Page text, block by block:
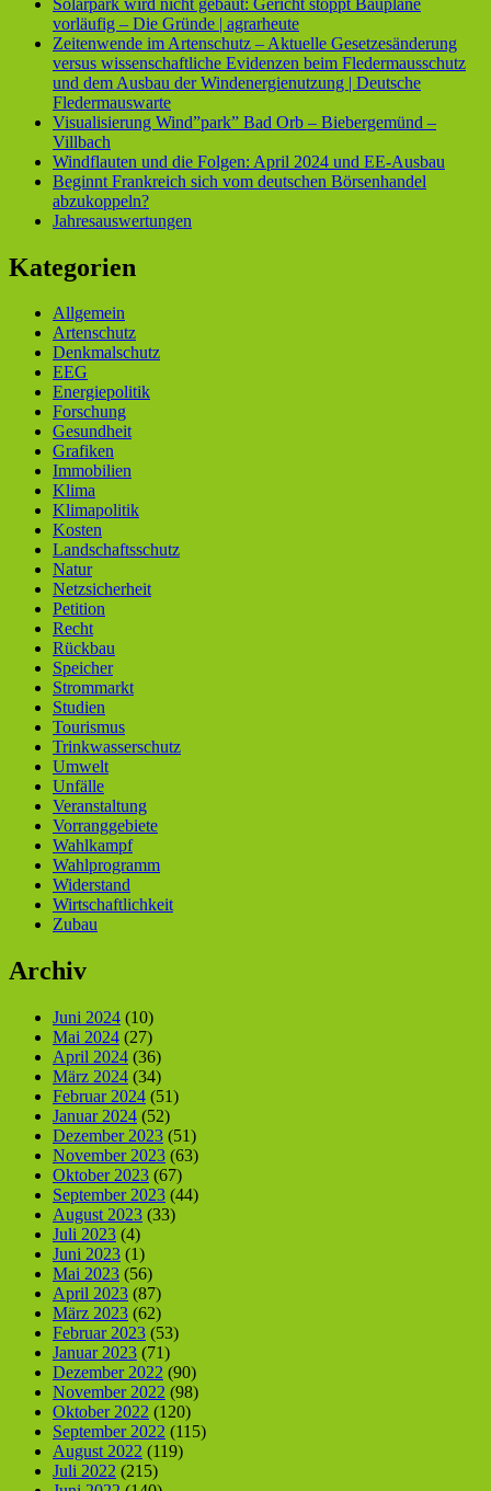
vorläufig – Die Gründe | agrarheute
Zeitenwende im Artenschutz – Aktuelle Gesetzesänderung
versus wissenschaftliche Evidenzen beim Fledermausschutz
und dem Ausbau der Windenergienutzung | Deutsche
Fledermauswarte
Visualisierung Wind”park” Bad Orb – Biebergemünd –
Villbach
Windflauten und die Folgen: April 2024 und EE-Ausbau
Beginnt Frankreich sich vom deutschen Börsenhandel
abzukoppeln?
Jahresauswertungen
Kategorien
Allgemein
Artenschutz
Denkmalschutz
EEG
Energiepolitik
Forschung
Gesundheit
Grafiken
Immobilien
Klima
Klimapolitik
Kosten
Landschaftsschutz
Natur
Netzsicherheit
Petition
Recht
Rückbau
Speicher
Strommarkt
Studien
Tourismus
Trinkwasserschutz
Umwelt
Unfälle
Veranstaltung
Vorranggebiete
Wahlkampf
Wahlprogramm
Widerstand
Wirtschaftlichkeit
Zubau
Archiv
Juni 2024 (10)
Mai 2024 (27)
April 2024 (36)
März 2024 (34)
Februar 2024 (51)
Januar 2024 (52)
Dezember 2023 (51)
November 2023 (63)
Oktober 2023 (67)
September 2023 (44)
August 2023 (33)
Juli 2023 (4)
Juni 2023 (1)
Mai 2023 (56)
April 2023 (87)
März 2023 (62)
Februar 2023 (53)
Januar 2023 (71)
Dezember 2022 (90)
November 2022 (98)
Oktober 2022 (120)
September 2022 (115)
August 2022 (119)
Juli 2022 (215)